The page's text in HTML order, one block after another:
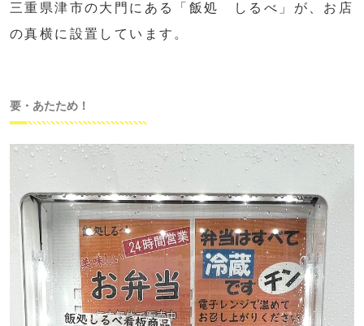
三重県津市の大門にある「飯処 しるべ」が、お店
の真横に設置しています。
要・あたため！